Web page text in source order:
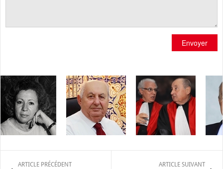
Envoyer
ARTICLE PRÉCÉDENT ARTICLE SUIVANT